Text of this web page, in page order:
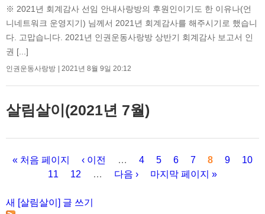
※ 2021년 회계감사 선임 안내사랑방의 후원인이기도 한 이유나(언
니네트워크 운영지기) 님께서 2021년 회계감사를 해주시기로 했습니
다. 고맙습니다. 2021년 인권운동사랑방 상반기 회계감사 보고서 인
권 [...]
인권운동사랑방 2021년 8월 9일 20:12
살림살이(2021년 7월)
« 처음 페이지 ‹ 이전 … 4 5 6 7 8 9
10
11
12 … 다음 › 마지막 페이지 »
새 [살림살이] 글 쓰기